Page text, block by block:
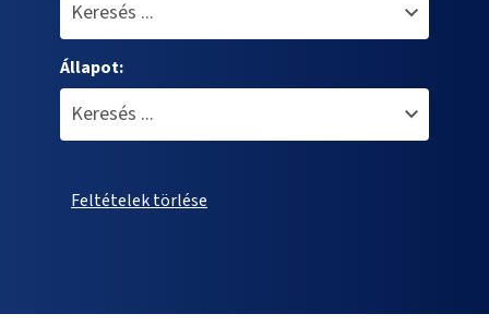
Állapot:
Feltételek törlése